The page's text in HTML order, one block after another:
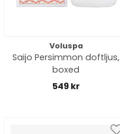
Voluspa
Saijo Persimmon doftljus,
boxed
549 kr